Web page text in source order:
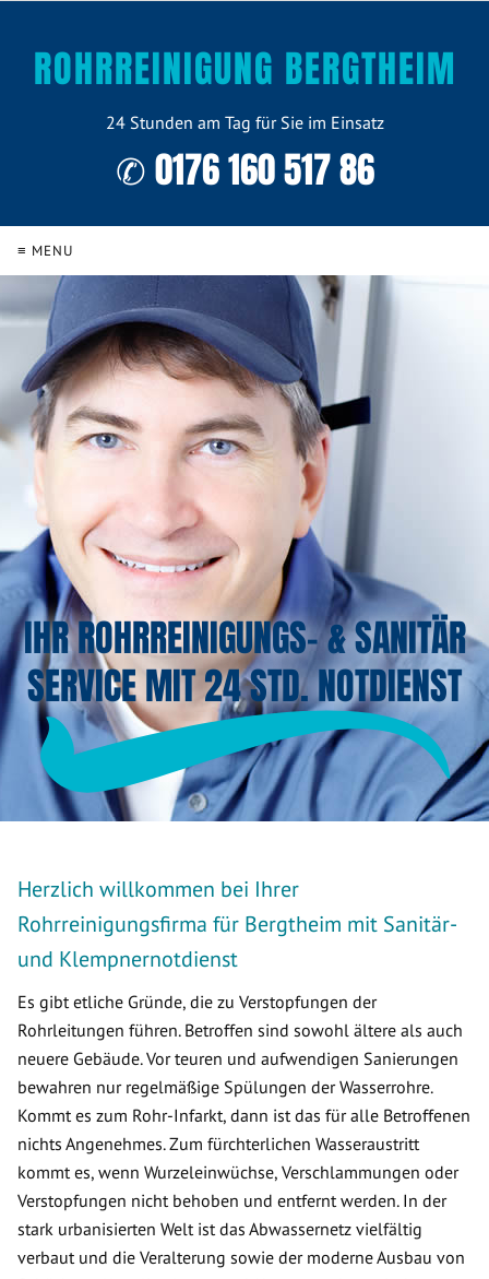
ROHRREINIGUNG BERGTHEIM
24 Stunden am Tag für Sie im Einsatz
✆ 0176 160 517 86
≡ MENU
IHR ROHRREINIGUNGS- & SANITÄR
SERVICE MIT 24 STD. NOTDIENST
Herzlich willkommen bei Ihrer
Rohrreinigungsfirma für Bergtheim mit Sanitär-
und Klempnernotdienst
Es gibt etliche Gründe, die zu Verstopfungen der
Rohrleitungen führen. Betroffen sind sowohl ältere als auch
neuere Gebäude. Vor teuren und aufwendigen Sanierungen
bewahren nur regelmäßige Spülungen der Wasserrohre.
Kommt es zum Rohr-Infarkt, dann ist das für alle Betroffenen
nichts Angenehmes. Zum fürchterlichen Wasseraustritt
kommt es, wenn Wurzeleinwüchse, Verschlammungen oder
Verstopfungen nicht behoben und entfernt werden. In der
stark urbanisierten Welt ist das Abwassernetz vielfältig
verbaut und die Veralterung sowie der moderne Ausbau von